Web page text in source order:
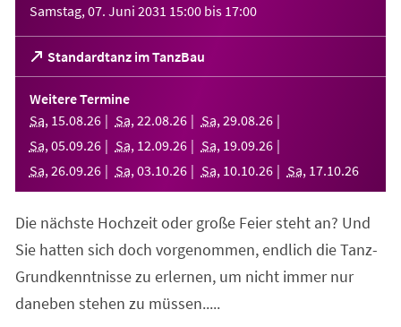
Samstag, 07. Juni 2031 15:00 bis 17:00
Standardtanz im TanzBau
(Öffnet
in
einem
neuen
Tab)
Weitere Termine
Sa, 15.08.26 Sa, 22.08.26 Sa, 29.08.26
Sa, 05.09.26 Sa, 12.09.26 Sa, 19.09.26
Sa, 26.09.26 Sa, 03.10.26 Sa, 10.10.26 Sa, 17.10.26
Die nächste Hochzeit oder große Feier steht an? Und
Sie hatten sich doch vorgenommen, endlich die Tanz-
Grundkenntnisse zu erlernen, um nicht immer nur
daneben stehen zu müssen.....